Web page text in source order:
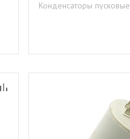
Конденсаторы пусковые